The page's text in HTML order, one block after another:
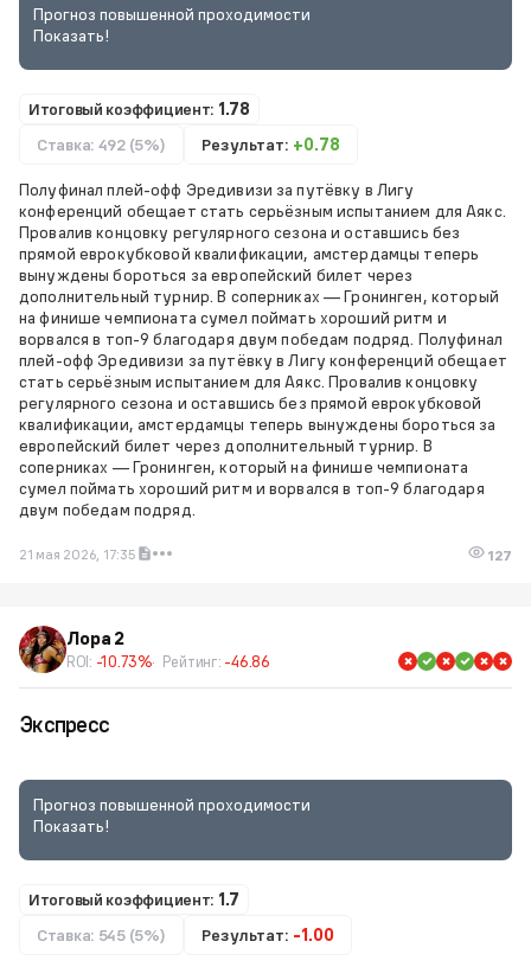
Прогноз повышенной проходимости
Показать!
Итоговый коэффициент: 1.78
Ставка: 492 (5%)
Результат: +0.78
Полуфинал плей-офф Эредивизи за путёвку в Лигу
конференций обещает стать серьёзным испытанием для Аякс.
Провалив концовку регулярного сезона и оставшись без
прямой еврокубковой квалификации, амстердамцы теперь
вынуждены бороться за европейский билет через
дополнительный турнир. В соперниках — Гронинген, который
на финише чемпионата сумел поймать хороший ритм и
ворвался в топ-9 благодаря двум победам подряд. Полуфинал
плей-офф Эредивизи за путёвку в Лигу конференций обещает
стать серьёзным испытанием для Аякс. Провалив концовку
регулярного сезона и оставшись без прямой еврокубковой
квалификации, амстердамцы теперь вынуждены бороться за
европейский билет через дополнительный турнир. В
соперниках — Гронинген, который на финише чемпионата
сумел поймать хороший ритм и ворвался в топ-9 благодаря
двум победам подряд.
21 мая 2026, 17:35 127
Лора 2
ROI: -10.73% Рейтинг: -46.86
Экспресс
Прогноз повышенной проходимости
Показать!
Итоговый коэффициент: 1.7
Ставка: 545 (5%)
Результат: -1.00